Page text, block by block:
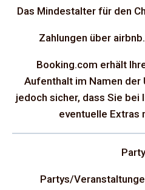
Das Mindestalter für den
Zahlungen über
Booking.com erhält
Aufenthalt im Namen der
jedoch sicher, dass Sie bei
eventuelle Extras
Partys/